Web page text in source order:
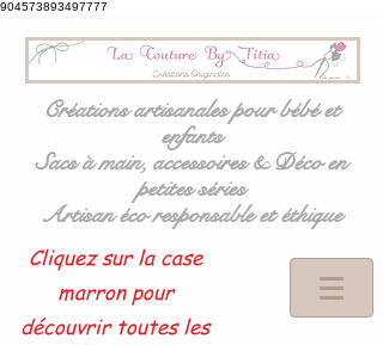
904573893497777
Créations artisanales pour bébé et
enfants
Sacs à main, accessoires & Déco en
petites séries
Artisan éco responsable et éthique
Cliquez sur la case
marron pour
découvrir toutes les